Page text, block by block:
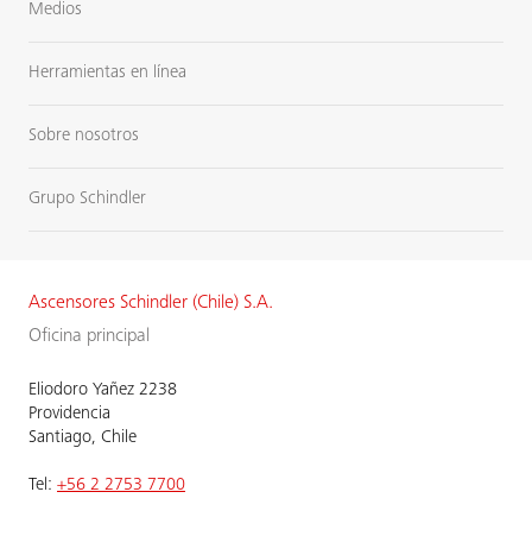
Medios
Herramientas en línea
Sobre nosotros
Grupo Schindler
Ascensores Schindler (Chile) S.A.
Oficina principal
Eliodoro Yañez 2238
Providencia
Santiago, Chile
Tel: +56 2 2753 7700